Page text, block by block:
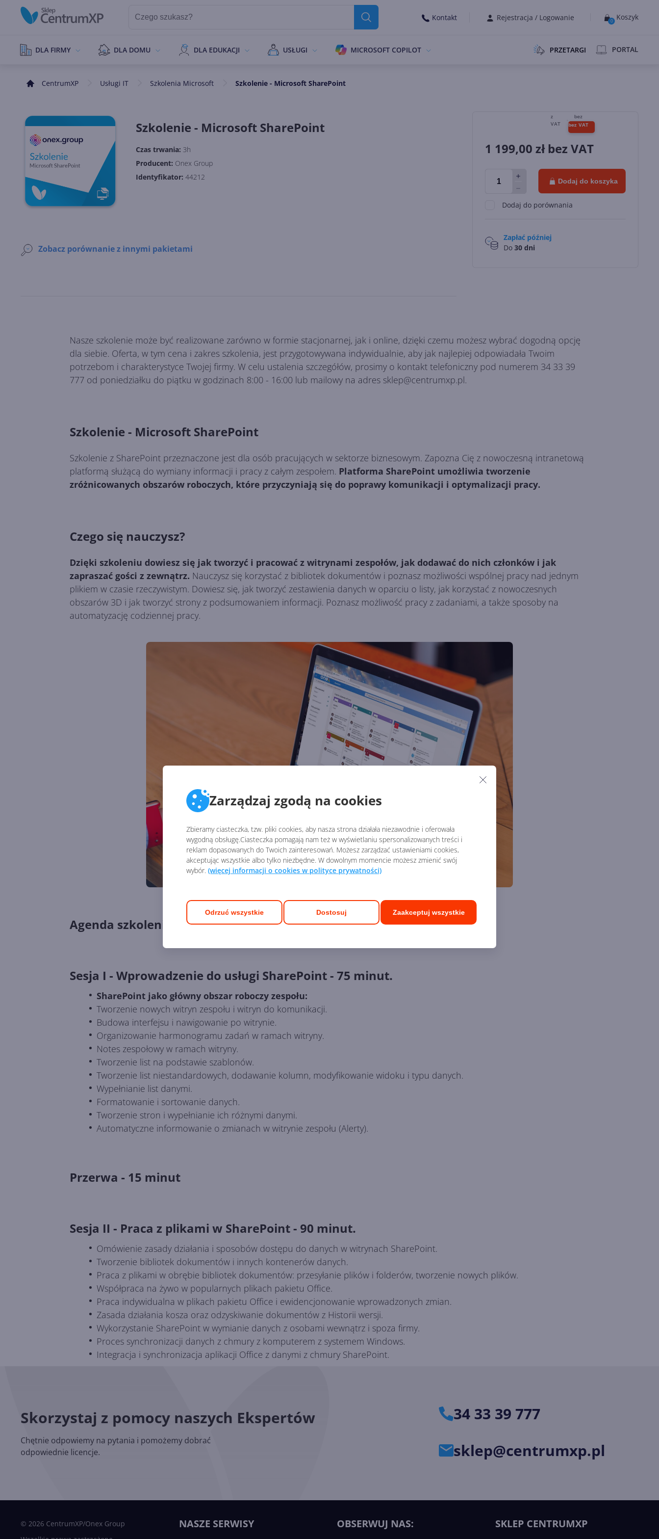
Zarządzaj zgodą na cookies
Zbieramy ciasteczka, tzw. pliki cookies, aby nasza strona działała niezawodnie i oferowała
wygodną obsługę.Ciasteczka pomagają nam też w wyświetlaniu spersonalizowanych treści i
reklam dopasowanych do Twoich zainteresowań. Możesz zarządzać ustawieniami cookies,
akceptując wszystkie albo tylko niezbędne. W dowolnym momencie możesz zmienić swój
wybór. (więcej informacji o cookies w polityce prywatności)
Odrzuć wszystkie Dostosuj Zaakceptuj wszystkie
Kontakt Rejestracja / Logowanie 0 Koszyk
DLA FIRMY DLA DOMU DLA EDUKACJI USŁUGI MICROSOFT COPILOT PRZETARGI PORTAL
CentrumXP Usługi IT Szkolenia Microsoft Szkolenie - Microsoft SharePoint
Szkolenie - Microsoft SharePoint
1 199,00 zł bez VAT
Dodaj do koszyka
Dodaj do porównania
Zapłać później
Do 30 dni
Czas trwania: 3h
Producent: Onex Group
Identyfikator: 44212
Zobacz porównanie z innymi pakietami
Nasze szkolenie może być realizowane zarówno w formie stacjonarnej, jak i online, dzięki czemu możesz wybrać dogodną opcję
dla siebie. Oferta, w tym cena i zakres szkolenia, jest przygotowywana indywidualnie, aby jak najlepiej odpowiadała Twoim
potrzebom i charakterystyce Twojej firmy. W celu ustalenia szczegółów, prosimy o kontakt telefoniczny pod numerem 34 33 39
777 od poniedziałku do piątku w godzinach 8:00 - 16:00 lub mailowy na adres sklep@centrumxp.pl.
Szkolenie - Microsoft SharePoint
Szkolenie z SharePoint przeznaczone jest dla osób pracujących w sektorze biznesowym. Zapozna Cię z nowoczesną intranetową
platformą służącą do wymiany informacji i pracy z całym zespołem. Platforma SharePoint umożliwia tworzenie
zróżnicowanych obszarów roboczych, które przyczyniają się do poprawy komunikacji i optymalizacji pracy.
Czego się nauczysz?
Dzięki szkoleniu dowiesz się jak tworzyć i pracować z witrynami zespołów, jak dodawać do nich członków i jak
zapraszać gości z zewnątrz. Nauczysz się korzystać z bibliotek dokumentów i poznasz możliwości wspólnej pracy nad jednym
plikiem w czasie rzeczywistym. Dowiesz się, jak tworzyć zestawienia danych w oparciu o listy, jak korzystać z nowoczesnych
obszarów 3D i jak tworzyć strony z podsumowaniem informacji. Poznasz możliwość pracy z zadaniami, a także sposoby na
automatyzację codziennej pracy.
Agenda szkolenia - Praca z usługą Microsoft SharePoint:
Sesja I - Wprowadzenie do usługi SharePoint - 75 minut.
SharePoint jako główny obszar roboczy zespołu:
Tworzenie nowych witryn zespołu i witryn do komunikacji.
Budowa interfejsu i nawigowanie po witrynie.
Organizowanie harmonogramu zadań w ramach witryny.
Notes zespołowy w ramach witryny.
Tworzenie list na podstawie szablonów.
Tworzenie list niestandardowych, dodawanie kolumn, modyfikowanie widoku i typu danych.
Wypełnianie list danymi.
Formatowanie i sortowanie danych.
Tworzenie stron i wypełnianie ich różnymi danymi.
Automatyczne informowanie o zmianach w witrynie zespołu (Alerty).
Przerwa - 15 minut
Sesja II - Praca z plikami w SharePoint - 90 minut.
Omówienie zasady działania i sposobów dostępu do danych w witrynach SharePoint.
Tworzenie bibliotek dokumentów i innych kontenerów danych.
Praca z plikami w obrębie bibliotek dokumentów: przesyłanie plików i folderów, tworzenie nowych plików.
Współpraca na żywo w popularnych plikach pakietu Office.
Praca indywidualna w plikach pakietu Office i ewidencjonowanie wprowadzonych zmian.
Zasada działania kosza oraz odzyskiwanie dokumentów z Historii wersji.
Wykorzystanie SharePoint w wymianie danych z osobami wewnątrz i spoza firmy.
Proces synchronizacji danych z chmury z komputerem z systemem Windows.
Integracja i synchronizacja aplikacji Office z danymi z chmury SharePoint.
Skorzystaj z pomocy naszych Ekspertów
Chętnie odpowiemy na pytania i pomożemy dobrać
odpowiednie licencje.
34 33 39 777
sklep@centrumxp.pl
© 2026 CentrumXP/Onex Group
NASZE SERWISY OBSERWUJ NAS: SKLEP CENTRUMXP